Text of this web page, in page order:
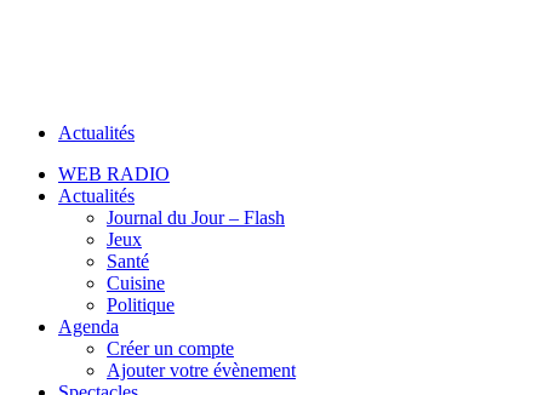
Actualités
WEB RADIO
Actualités
Journal du Jour – Flash
Jeux
Santé
Cuisine
Politique
Agenda
Créer un compte
Ajouter votre évènement